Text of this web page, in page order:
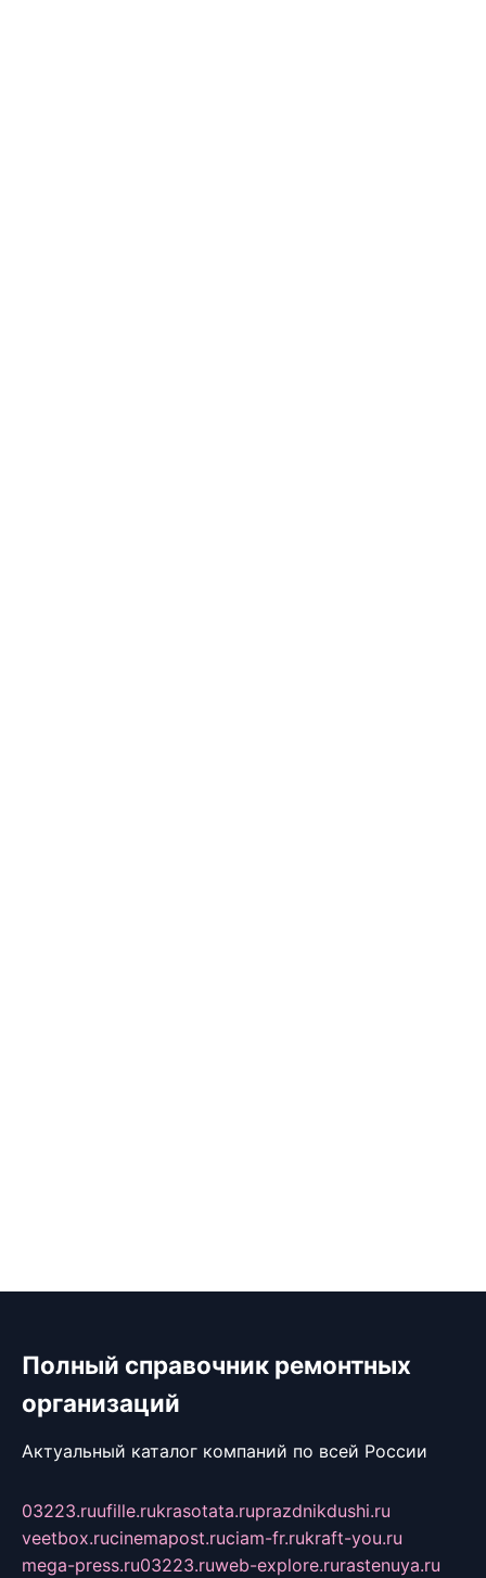
Полный справочник ремонтных
организаций
Актуальный каталог компаний по всей России
03223.ruufille.rukrasotata.ruprazdnikdushi.ru
veetbox.rucinemapost.ruciam-fr.rukraft-you.ru
mega-press.ru03223.ruweb-explore.rurastenuya.ru